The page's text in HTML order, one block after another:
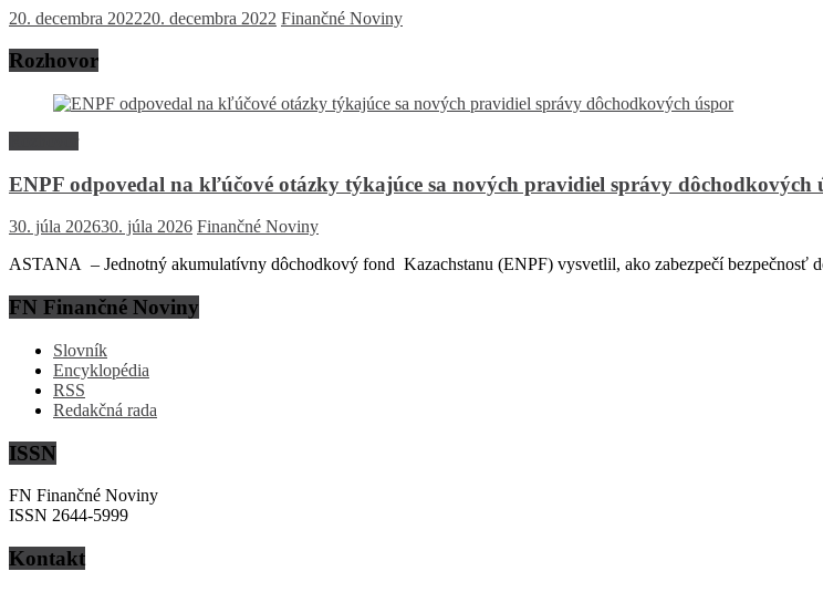
20. decembra 202220. decembra 2022 Finančné Noviny
Rozhovor
ENPF odpovedal na kľúčové otázky týkajúce sa nových pravidiel správy dôchodkových
30. júla 202630. júla 2026 Finančné Noviny
ASTANA – Jednotný akumulatívny dôchodkový fond Kazachstanu (ENPF) vysvetlil, ako zabezpečí bezpečnosť
FN Finančné Noviny
Slovník
Encyklopédia
RSS
Redakčná rada
ISSN
FN Finančné Noviny
ISSN 2644-5999
Kontakt